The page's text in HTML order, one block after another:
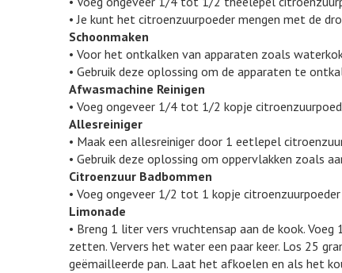
• Je kunt het citroenzuurpoeder mengen met de
Schoonmaken
• Voor het ontkalken van apparaten zoals
• Gebruik deze oplossing om de apparaten te
Afwasmachine Reinigen
• Voeg ongeveer 1/4 tot 1/2 kopje
Allesreiniger
• Maak een allesreiniger door 1 eetlepel
• Gebruik deze oplossing om oppervlakken zoals
Citroenzuur Badbommen
• Voeg ongeveer 1/2 tot 1 kopje
Limonade
• Breng 1 liter vers vruchtensap aan de kook.
zetten. Ververs het water een paar keer. Los 25
geëmailleerde pan. Laat het afkoelen en als het